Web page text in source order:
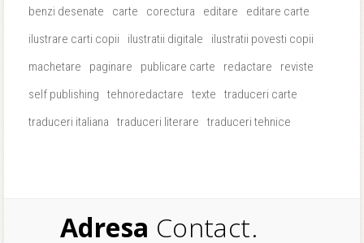
benzi desenate carte corectura editare
editare carte
ilustrare carti copii
ilustratii digitale
ilustratii povesti copii
machetare
paginare publicare carte redactare
reviste
self publishing
tehnoredactare texte
traduceri carte
traduceri italiana
traduceri literare traduceri tehnice
Adresa Contact.